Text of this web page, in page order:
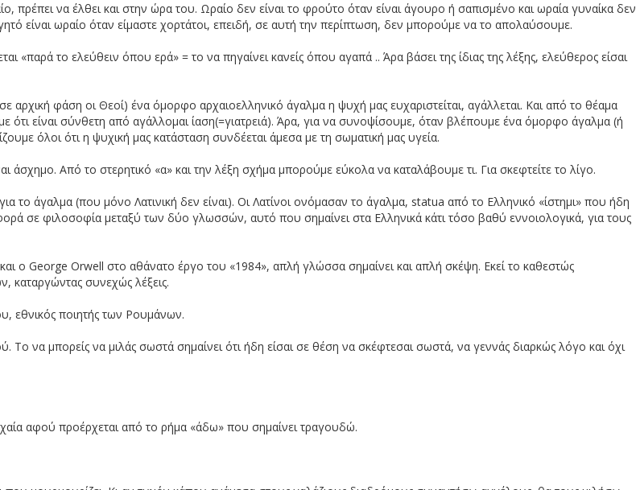
πρέπει να έλθει και στην ώρα του. Ωραίο δεν είναι το φρούτο όταν είναι άγουρο ή σαπισμένο και ωραία γυναίκα δεν
είναι ωραίο όταν είμαστε χορτάτοι, επειδή, σε αυτή την περίπτωση, δεν μπορούμε να το απολαύσουμε.
«παρά το ελεύθειν όπου ερά» = το να πηγαίνει κανείς όπου αγαπά .. Άρα βάσει της ίδιας της λέξης, ελεύθερος είσαι
αρχική φάση οι Θεοί) ένα όμορφο αρχαιοελληνικό άγαλμα η ψυχή μας ευχαριστείται, αγάλλεται. Και από το θέαμα
είναι σύνθετη από αγάλλομαι ίαση(=γιατρειά). Άρα, για να συνοψίσουμε, όταν βλέπουμε ένα όμορφο άγαλμα (ή
όλοι ότι η ψυχική μας κατάσταση συνδέεται άμεσα με τη σωματική μας υγεία.
άσχημο. Από το στερητικό «α» και την λέξη σχήμα μπορούμε εύκολα να καταλάβουμε τι. Για σκεφτείτε το λίγο.
το άγαλμα (που μόνο Λατινική δεν είναι). Οι Λατίνοι ονόμασαν το άγαλμα, statua από το Ελληνικό «ίστημι» που ήδη
σε φιλοσοφία μεταξύ των δύο γλωσσών, αυτό που σημαίνει στα Ελληνικά κάτι τόσο βαθύ εννοιολογικά, για τους
ο George Orwell στο αθάνατο έργο του «1984», απλή γλώσσα σημαίνει και απλή σκέψη. Εκεί το καθεστώς
καταργώντας συνεχώς λέξεις.
εθνικός ποιητής των Ρουμάνων.
να μπορείς να μιλάς σωστά σημαίνει ότι ήδη είσαι σε θέση να σκέφτεσαι σωστά, να γεννάς διαρκώς λόγο και όχι
αφού προέρχεται από το ρήμα «άδω» που σημαίνει τραγουδώ.